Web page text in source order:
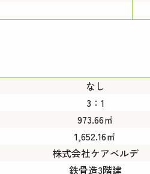
なし
3：1
973.66㎡
1,652.16㎡
株式会社ケアベルデ
鉄骨造3階建